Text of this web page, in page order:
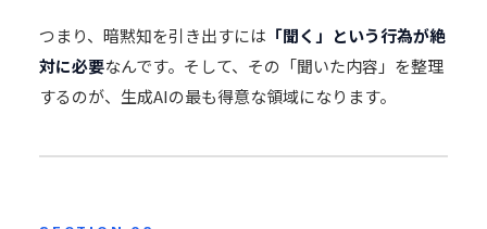
つまり、暗黙知を引き出すには 「聞く」という行為が絶
対に必要なんです。そして、その「聞いた内容」を整理
するのが、生成AIの最も得意な領域になります。